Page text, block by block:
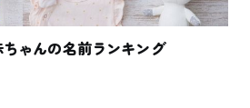
ゃんの名前ランキング